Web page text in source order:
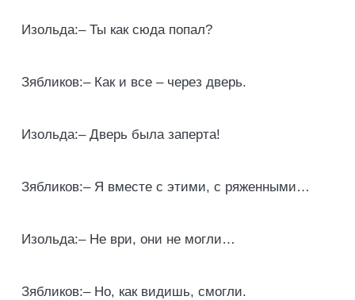
Изольда:– Ты как сюда попал?
Зябликов:– Как и все – через дверь.
Изольда:– Дверь была заперта!
Зябликов:– Я вместе с этими, с ряженными…
Изольда:– Не ври, они не могли…
Зябликов:– Но, как видишь, смогли.